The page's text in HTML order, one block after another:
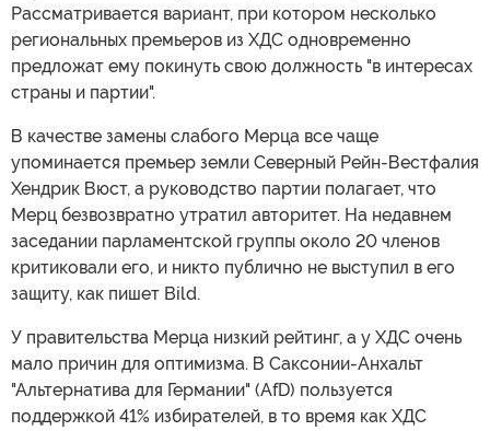
Рассматривается вариант, при котором несколько
региональных премьеров из ХДС одновременно
предложат ему покинуть свою должность "в интересах
страны и партии".
В качестве замены слабого Мерца все чаще
упоминается премьер земли Северный Рейн-Вестфалия
Хендрик Вюст, а руководство партии полагает, что
Мерц безвозвратно утратил авторитет. На недавнем
заседании парламентской группы около 20 членов
критиковали его, и никто публично не выступил в его
защиту, как пишет Bild.
У правительства Мерца низкий рейтинг, а у ХДС очень
мало причин для оптимизма. В Саксонии-Анхальт
"Альтернатива для Германии" (AfD) пользуется
поддержкой 41% избирателей, в то время как ХДС